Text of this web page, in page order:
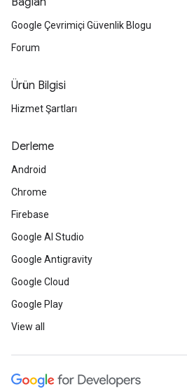
Google Çevrimiçi Güvenlik Blogu
Forum
Ürün Bilgisi
Hizmet Şartları
Derleme
Android
Chrome
Firebase
Google AI Studio
Google Antigravity
Google Cloud
Google Play
View all